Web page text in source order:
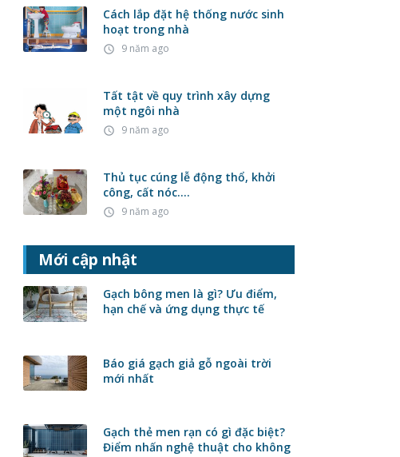
Cách lắp đặt hệ thống nước sinh
hoạt trong nhà
access_time 9 năm ago
Tất tật về quy trình xây dựng
một ngôi nhà
access_time 9 năm ago
Thủ tục cúng lễ động thổ, khởi
công, cất nóc….
access_time 9 năm ago
Mới cập nhật
Gạch bông men là gì? Ưu điểm,
hạn chế và ứng dụng thực tế
Báo giá gạch giả gỗ ngoài trời
mới nhất
Gạch thẻ men rạn có gì đặc biệt?
Điểm nhấn nghệ thuật cho không